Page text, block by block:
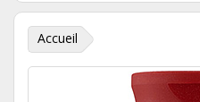
Accueil